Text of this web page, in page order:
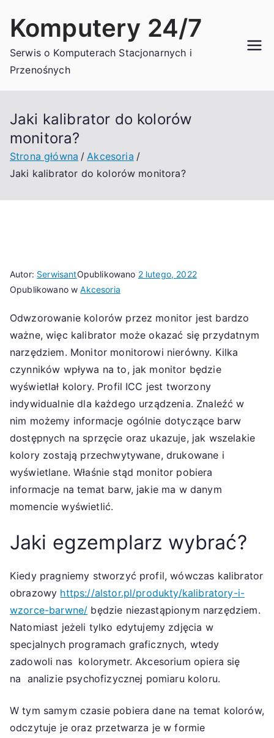
Komputery 24/7
Serwis o Komputerach Stacjonarnych i
Przenośnych
Jaki kalibrator do kolorów
monitora?
Strona główna
Akcesoria
Jaki kalibrator do kolorów monitora?
Autor: SerwisantOpublikowano 2 lutego, 2022
Opublikowano wAkcesoria
Odwzorowanie kolorów przez monitor jest bardzo
ważne, więc kalibrator może okazać się przydatnym
narzędziem. Monitor monitorowi nierówny. Kilka
czynników wpływa na to, jak monitor będzie
wyświetlał kolory. Profil ICC jest tworzony
indywidualnie dla każdego urządzenia. Znaleźć w
nim możemy informacje ogólnie dotyczące barw
dostępnych na sprzęcie oraz ukazuje, jak wszelakie
kolory zostają przechwytywane, drukowane i
wyświetlane. Właśnie stąd monitor pobiera
informacje na temat barw, jakie ma w danym
momencie wyświetlić.
Jaki egzemplarz wybrać?
Kiedy pragniemy stworzyć profil, wówczas kalibrator
obrazowy https://alstor.pl/produkty/kalibratory-i-
wzorce-barwne/ będzie niezastąpionym narzędziem.
Natomiast jeżeli tylko edytujemy zdjęcia w
specjalnych programach graficznych, wtedy
zadowoli nas kolorymetr. Akcesorium opiera się
na analizie psychofizycznej pomiaru koloru.
W tym samym czasie pobiera dane na temat kolorów,
odczytuje je oraz przetwarza je w formie